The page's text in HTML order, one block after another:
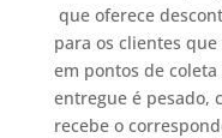
que oferece
para os clientes
em pontos de
entregue é pesado,
recebe o